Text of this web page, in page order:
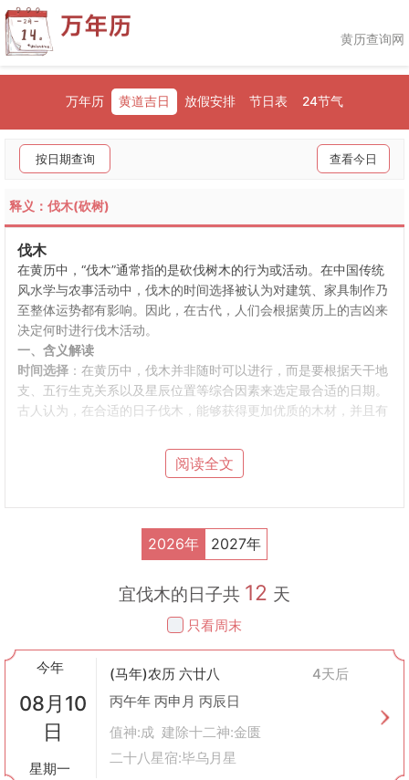
黄历查询网
万年历 黄道吉日 放假安排 节日表 24节气
按日期查询 查看今日
释义：伐木(砍树)
伐木
在黄历中，“伐木”通常指的是砍伐树木的行为或活动。在中国传统
风水学与农事活动中，伐木的时间选择被认为对建筑、家具制作乃
至整体运势都有影响。因此，在古代，人们会根据黄历上的吉凶来
决定何时进行伐木活动。
一、含义解读
时间选择：在黄历中，伐木并非随时可以进行，而是要根据天干地
支、五行生克关系以及星辰位置等综合因素来选定最合适的日期。
古人认为，在合适的日子伐木，能够获得更加优质的木材，并且有
：除了选择具体日期外，还会考虑到伐木的方向（即从哪
个方向开始砍树）。这同样基于风水理论中的方位吉凶判断。
间和方式也可能有所不同。
：在以农业为主导的中国古代社会里，木材是重要的
科学合理地安排伐木工作显得尤为重要。
响，人们逐渐形成了一套关于自然界的敬畏之心。这种观念反映到
实际生活中就包括了对伐木等活动的特殊要求。
实践经验积累
：经过长期观察与总结，古人发现某些特定时间点进
行伐木确实能提高木材质量，比如春季树木生长旺盛时伐取的木材
更坚硬耐用等。
三、现代意义
虽然现代社会科技发达，很多传统做法看似不再适用，但实际上仍
有许多值得借鉴之处：
阅读全文
2026年 2027年
宜伐木的日子共 12 天
只看周末
今年
08月10
日
星期一
(马年)农历 六廿八
4天后
丙午年 丙申月 丙辰日
值神:成 建除十二神:金匮
二十八星宿:毕乌月星